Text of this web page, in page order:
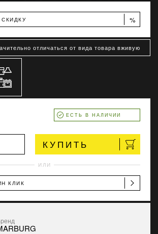
%
отличаться от вида товара вживую
ЕСТЬ В НАЛИЧИИ
КУПИТЬ
ИЛИ
КЛИК